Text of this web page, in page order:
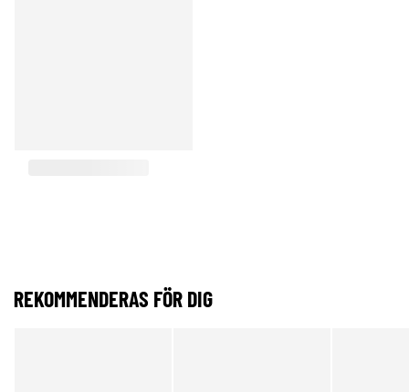
REKOMMENDERAS FÖR DIG